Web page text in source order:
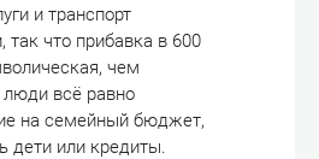
и транспорт
что прибавка в 600
чем
всё равно
на семейный бюджет,
дети или кредиты.